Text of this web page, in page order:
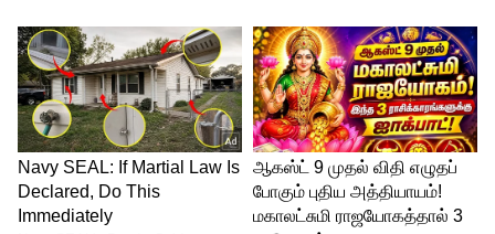
முகவரி :
மூத்த மேலாளர் (JAG), அஞ்சல் மோட்டார்
சேவை, எண்.37, கிரீம்ஸ் சாலை, சென்னை -